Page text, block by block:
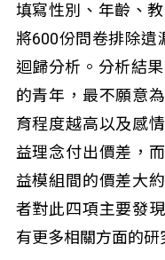
填寫性別、年齡、
將600份問卷排除遺
迴歸分析。分析結
的青年，最不願意
育程度越高以及感
益理念付出價差，
益模組間的價差大
者對此四項主要發
有更多相關方面的研